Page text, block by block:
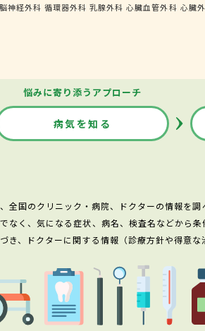
脳神経外科 循環器外科 乳腺外科 心臓血管外科 心臓
悩みに寄り添うアプローチ
病気を知る
全国のクリニック・病院、ドクターの情報を調
く、気になる症状、病名、検査名などから
き、ドクターに関する情報（診療方針や得意な